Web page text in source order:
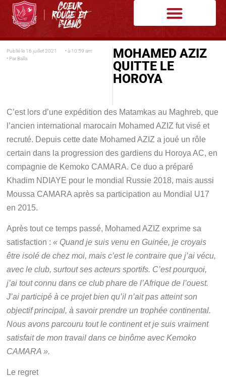
Publié le 16 juillet 2021 • à 10:59 am
• Par Balla
MOHAMED AZIZ
QUITTE LE
HOROYA
C’est lors d’une expédition des Matamkas au Maghreb, que
l’ancien international marocain Mohamed AZIZ fut visé et
recruté. Depuis cette date Mohamed AZIZ a joué un rôle
certain dans la progression des gardiens du Horoya AC, en
compagnie de Kemoko CAMARA. Ce duo a préparé
Khadim NDIAYE pour le mondial Russie 2018, mais aussi
Moussa CAMARA après sa participation au Mondial U17
en 2015.
Après tout ce temps passé, Mohamed AZIZ exprime sa
satisfaction :« Quand je suis venu en Guinée, je croyais
être isolé de chez moi, mais c’est le contraire que j’ai vécu,
avec le club, surtout ses acteurs sportifs. C’est pourquoi,
j’ai tout connu dans ce club phare de l’Afrique de l’ouest.
J’ai participé à ce projet bien qu’il n’ait pas atteint son
objectif principal, à savoir prendre un trophée continental.
Nous avons parcouru tout le continent et je suis vraiment
satisfait de mon travail dans ce binôme avec Kemoko
CAMARA ».
Le regret